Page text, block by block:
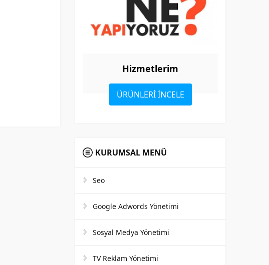
Hizmetlerim
ÜRÜNLERİ İNCELE
KURUMSAL MENÜ
Seo
Google Adwords Yönetimi
Sosyal Medya Yönetimi
TV Reklam Yönetimi